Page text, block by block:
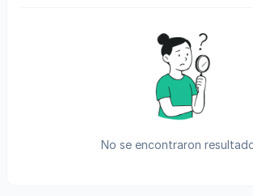
No se encontraron